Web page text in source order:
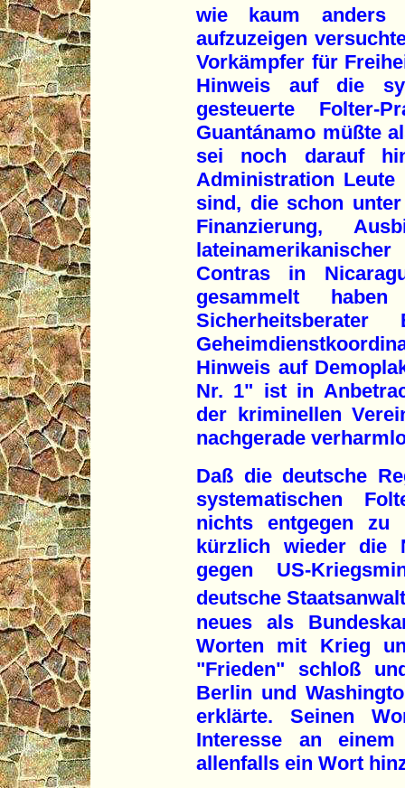
wie kaum anders
aufzuzeigen
Vorkämpfer für
Hinweis auf die
gesteuerte
Guantánamo müßte
sei noch darauf
Administration
sind, die schon
Finanzierung,
Contras in
gesammelt
Hinweis auf
Nr. 1" ist in
der kriminellen
nachgerade
Daß die deutsche
systematischen
nichts entgegen zu
kürzlich wieder die
gegen US-
deutsche
neues als
Worten mit Krieg
"Frieden" schloß
Berlin und
erklärte. Seinen
Interesse an
allenfalls ein Wort